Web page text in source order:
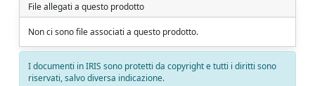
File allegati a questo prodotto
Non ci sono file associati a questo prodotto.
I documenti in IRIS sono protetti da copyright e tutti i diritti sono
riservati, salvo diversa indicazione.